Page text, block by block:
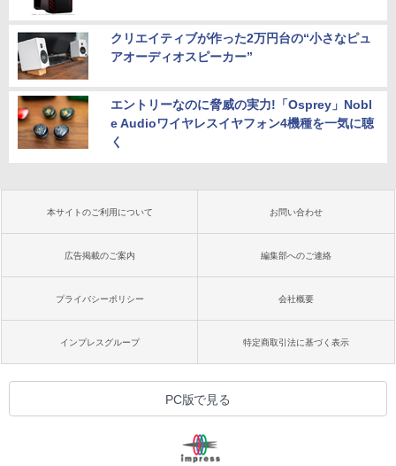
クリエイティブが作った2万円台の“小さなピュ
アオーディオスピーカー”
エントリーなのに脅威の実力!「Osprey」Nobl
e Audioワイヤレスイヤフォン4機種を一気に聴
く
本サイトのご利用について お問い合わせ
広告掲載のご案内 編集部へのご連絡
プライバシーポリシー 会社概要
インプレスグループ 特定商取引法に基づく表示
PC版で見る